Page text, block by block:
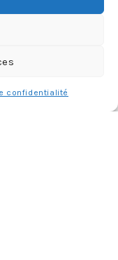
confidentialité